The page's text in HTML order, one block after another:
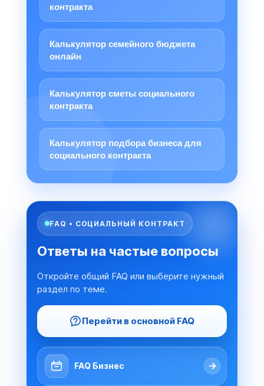
контракта
Калькулятор семейного бюджета
онлайн
Калькулятор сметы социального
контракта
Калькулятор подбора бизнеса для
социального контракта
FAQ • СОЦИАЛЬНЫЙ КОНТРАКТ
Ответы на частые вопросы
Откройте общий FAQ или выберите нужный
раздел по теме.
Перейти в основной FAQ
FAQ Бизнес →